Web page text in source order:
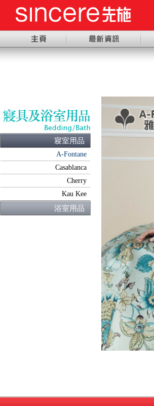
寢室用品
A-Fontane
Casablanca
Cherry
Kau Kee
浴室用品